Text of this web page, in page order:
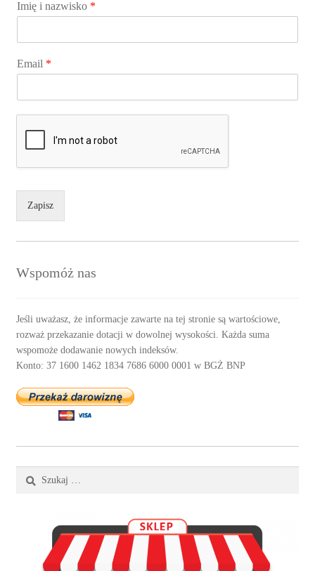
Imię i nazwisko *
Email *
Zapisz
Wspomóż nas
Jeśli uważasz, że informacje zawarte na tej stronie są wartościowe,
rozważ przekazanie dotacji w dowolnej wysokości. Każda suma
wspomoże dodawanie nowych indeksów.
Konto: 37 1600 1462 1834 7686 6000 0001 w BGŻ BNP